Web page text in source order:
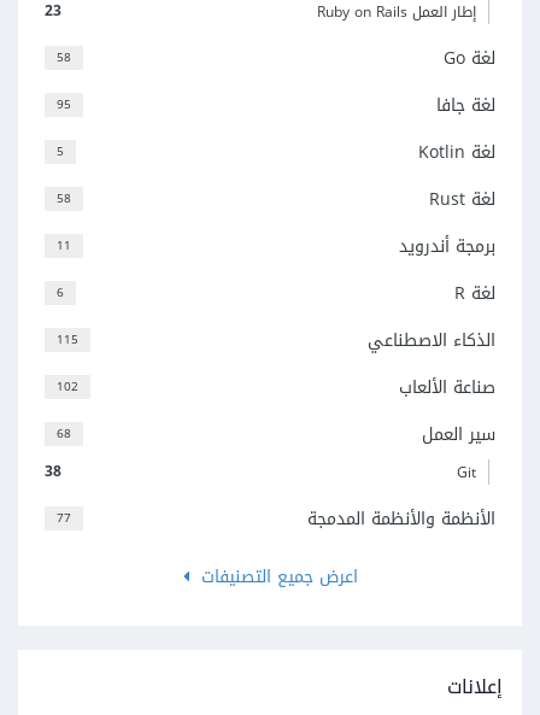
23 إطار العمل Ruby on Rails
58 لغة Go
95 لغة جافا
5 لغة Kotlin
58 لغة Rust
11 برمجة أندرويد
6 لغة R
115 الذكاء الاصطناعي
102 صناعة الألعاب
68 سير العمل
38 Git
77
الأنظمة والأنظمة المدمجة
اعرض جميع التصنيفات
إعلانات